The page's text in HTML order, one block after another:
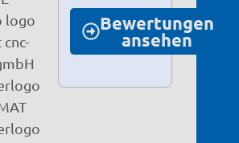
Bewertungen
ansehen